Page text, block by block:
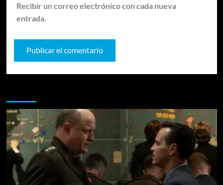
Recibir un correo electrónico con cada nueva
entrada.